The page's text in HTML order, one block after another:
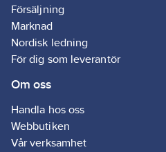
Försäljning
Marknad
Nordisk ledning
För dig som leverantör
Om oss
Handla hos oss
Webbutiken
Vår verksamhet